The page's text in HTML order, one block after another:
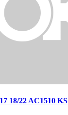
18/22 AC1510 KS